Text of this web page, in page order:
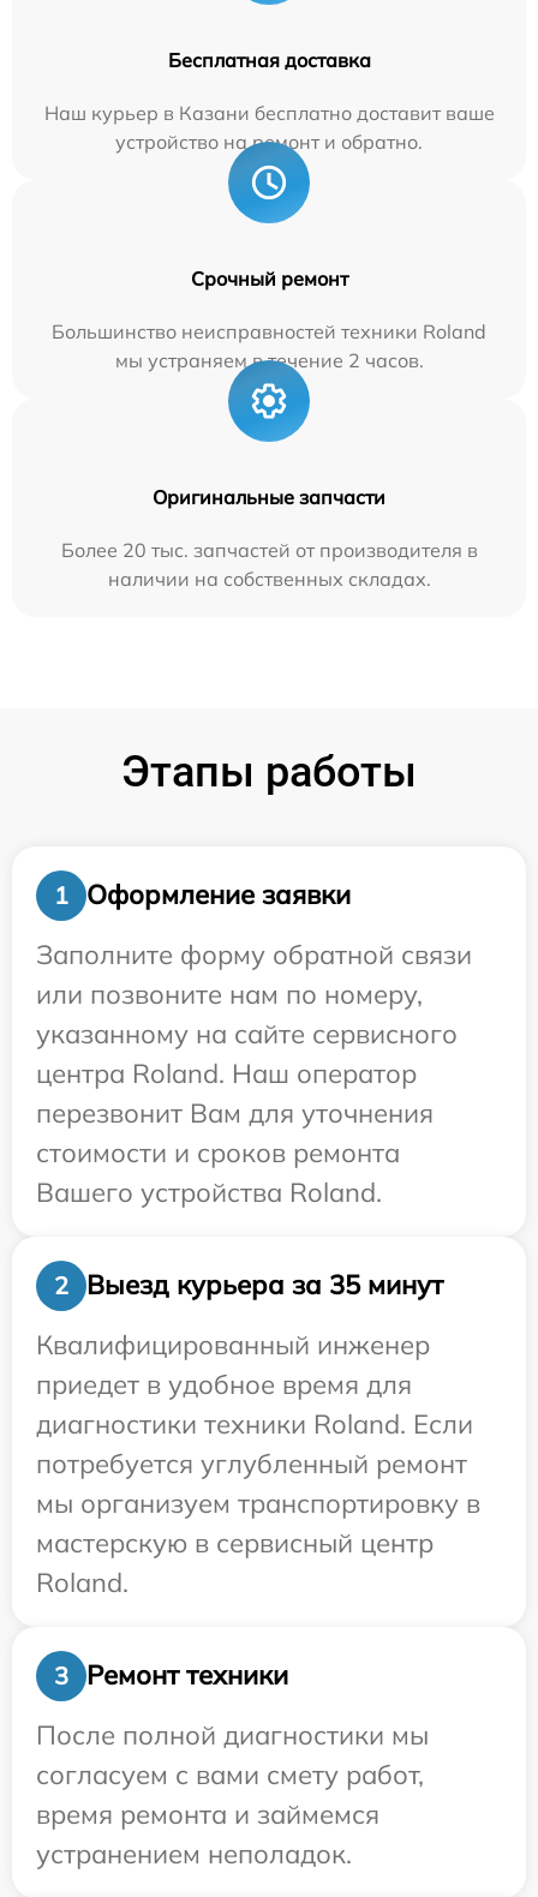
Бесплатная доставка
Наш курьер в Казани бесплатно доставит ваше
устройство на ремонт и обратно.
Срочный ремонт
Большинство неисправностей техники Roland
мы устраняем в течение 2 часов.
Оригинальные запчасти
Более 20 тыс. запчастей от производителя в
наличии на собственных складах.
Этапы работы
1
Оформление заявки
Заполните форму обратной связи
или позвоните нам по номеру,
указанному на сайте сервисного
центра Roland. Наш оператор
перезвонит Вам для уточнения
стоимости и сроков ремонта
Вашего устройства Roland.
2
Выезд курьера за 35 минут
Квалифицированный инженер
приедет в удобное время для
диагностики техники Roland. Если
потребуется углубленный ремонт
мы организуем транспортировку в
мастерскую в сервисный центр
Roland.
3
Ремонт техники
После полной диагностики мы
согласуем с вами смету работ,
время ремонта и займемся
устранением неполадок.